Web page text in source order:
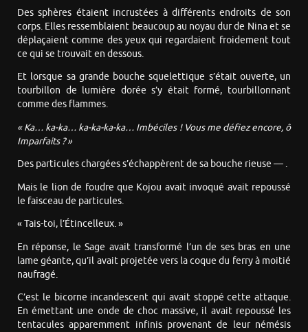
Des sphères étaient incrustées à différents endroits de son
corps. Elles ressemblaient beaucoup au noyau dur de Nina et se
déplaçaient comme des yeux qui regardaient froidement tout
ce qui se trouvait en dessous.
Et lorsque sa grande bouche squelettique s’était ouverte, un
tourbillon de lumière dorée s’y était formé, tourbillonnant
comme des flammes.
« Ka… ka-ka… ka-ka-ka-ka… Imbéciles ! Vous me défiez encore, ô
Imparfaits ? »
Des particules chargées s’échappèrent de sa bouche rieuse — .
Mais le lion de foudre que Kojou avait invoqué avait repoussé
le faisceau de particules.
« Tais-toi, l’Étincelleux. »
En réponse, le Sage avait transformé l’un de ses bras en une
lame géante, qu’il avait projetée vers la coque du ferry à moitié
naufragé.
C’est le bicorne incandescent qui avait stoppé cette attaque.
En émettant une onde de choc massive, il avait repoussé les
tentacules apparemment infinis provenant de leur némésis